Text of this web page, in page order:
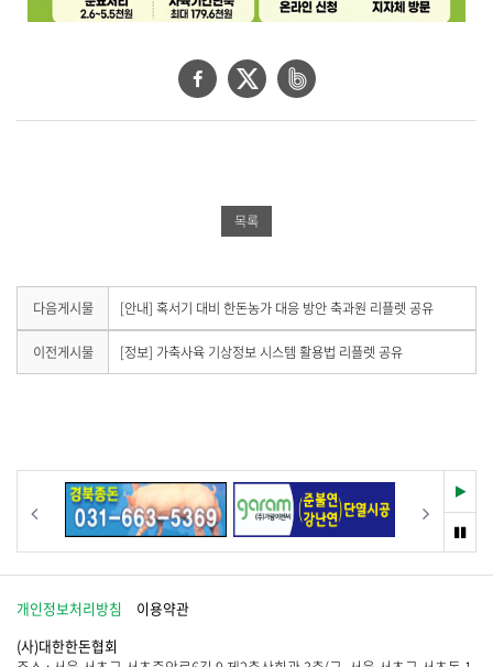
페
기
트
유
하
네
하
기
목록
다음게시물
다
음
게
시
니
다
.
[안내] 혹서기 대비 한돈농가 대응 방안 축과원 리플렛 공유
이전게시물
이
전
없
습
니
다
.
[정보] 가축사육 기상정보 시스템 활용법 리플렛 공유
재
생
멈
춤
개인정보처리방침
이용약관
(사)대한한돈협회